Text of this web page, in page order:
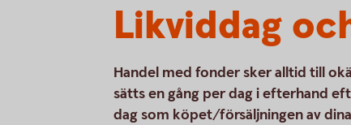
Likviddag
Handel med fonder sker alltid till
sätts en gång per dag i efterhand
dag som köpet/försäljningen av